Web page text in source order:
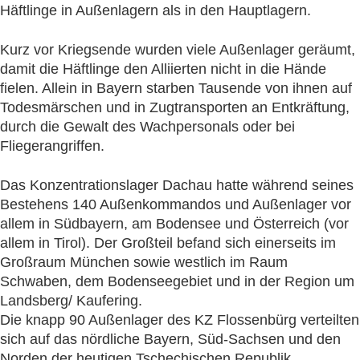
Häftlinge in Außenlagern als in den Hauptlagern.
Kurz vor Kriegsende wurden viele Außenlager geräumt,
damit die Häftlinge den Alliierten nicht in die Hände
fielen. Allein in Bayern starben Tausende von ihnen auf
Todesmärschen und in Zugtransporten an Entkräftung,
durch die Gewalt des Wachpersonals oder bei
Fliegerangriffen.
Das Konzentrationslager Dachau hatte während seines
Bestehens 140 Außenkommandos und Außenlager vor
allem in Südbayern, am Bodensee und Österreich (vor
allem in Tirol). Der Großteil befand sich einerseits im
Großraum München sowie westlich im Raum
Schwaben, dem Bodenseegebiet und in der Region um
Landsberg/ Kaufering.
Die knapp 90 Außenlager des KZ Flossenbürg verteilten
sich auf das nördliche Bayern, Süd-Sachsen und den